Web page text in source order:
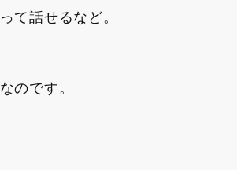
て話せるなど。
のです。